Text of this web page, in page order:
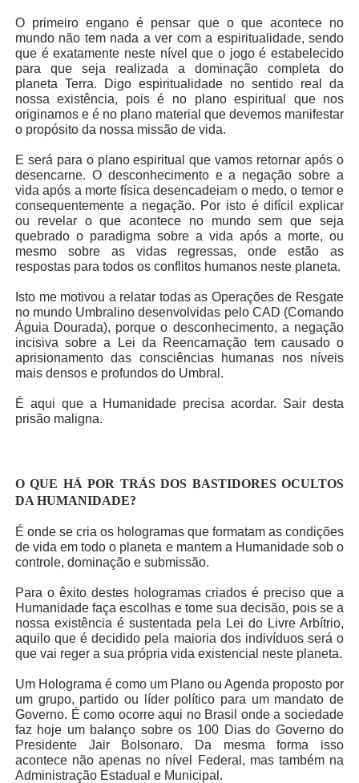
O primeiro engano é pensar que o que acontece no
mundo não tem nada a ver com a espiritualidade, sendo
que é exatamente neste nível que o jogo é estabelecido
para que seja realizada a dominação completa do
planeta Terra. Digo espiritualidade no sentido real da
nossa existência, pois é no plano espiritual que nos
originamos e é no plano material que devemos manifestar
o propósito da nossa missão de vida.
E será para o plano espiritual que vamos retornar após o
desencarne. O desconhecimento e a negação sobre a
vida após a morte física desencadeiam o medo, o temor e
consequentemente a negação. Por isto é difícil explicar
ou revelar o que acontece no mundo sem que seja
quebrado o paradigma sobre a vida após a morte, ou
mesmo sobre as vidas regressas, onde estão as
respostas para todos os conflitos humanos neste planeta.
Isto me motivou a relatar todas as Operações de Resgate
no mundo Umbralino desenvolvidas pelo CAD (Comando
Águia Dourada), porque o desconhecimento, a negação
incisiva sobre a Lei da Reencarnação tem causado o
aprisionamento das consciências humanas nos níveis
mais densos e profundos do Umbral.
É aqui que a Humanidade precisa acordar. Sair desta
prisão maligna.
O QUE HÁ POR TRÁS DOS BASTIDORES OCULTOS
DA HUMANIDADE?
É onde se cria os hologramas que formatam as condições
de vida em todo o planeta e mantem a Humanidade sob o
controle, dominação e submissão.
Para o êxito destes hologramas criados é preciso que a
Humanidade faça escolhas e tome sua decisão, pois se a
nossa existência é sustentada pela Lei do Livre Arbítrio,
aquilo que é decidido pela maioria dos indivíduos será o
que vai reger a sua própria vida existencial neste planeta.
Um Holograma é como um Plano ou Agenda proposto por
um grupo, partido ou líder político para um mandato de
Governo. É como ocorre aqui no Brasil onde a sociedade
faz hoje um balanço sobre os 100 Dias do Governo do
Presidente Jair Bolsonaro. Da mesma forma isso
acontece não apenas no nível Federal, mas também na
Administração Estadual e Municipal.